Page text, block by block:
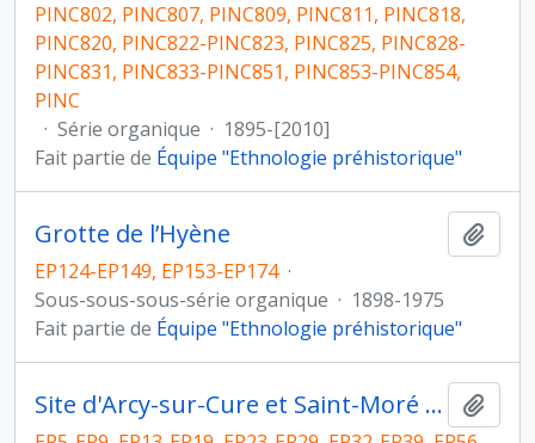
PINC802, PINC807, PINC809, PINC811, PINC818,
PINC820, PINC822-PINC823, PINC825, PINC828-
PINC831, PINC833-PINC851, PINC853-PINC854,
PINC
· Série organique · 1895-[2010]
Fait partie de Équipe "Ethnologie préhistorique"
Grotte de l’Hyène
EP124-EP149, EP153-EP174 ·
Sous-sous-sous-série organique · 1898-1975
Fait partie de Équipe "Ethnologie préhistorique"
Site d'Arcy-sur-Cure et Saint-Moré (Yonne)